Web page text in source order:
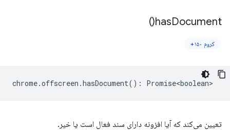
hasDocument(
)
کروم ۱۵۰+
chrome.offscreen .hasDocument() : Promise<boolean>
تعیین می‌کند که آیا افزونه دارای سند فعال است یا خیر.